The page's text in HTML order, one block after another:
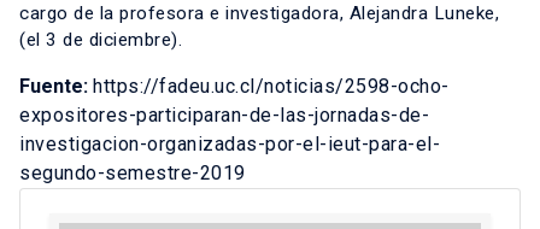
cargo de la profesora e investigadora, Alejandra Luneke,
(el 3 de diciembre).
Fuente: https://fadeu.uc.cl/noticias/2598-ocho-
expositores-participaran-de-las-jornadas-de-
investigacion-organizadas-por-el-ieut-para-el-
segundo-semestre-2019